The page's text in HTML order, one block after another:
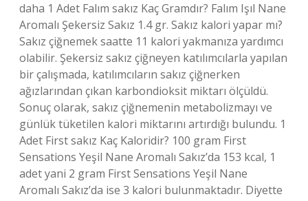
daha 1 Adet Falım sakız Kaç Gramdır? Falım Işıl Nane
Aromalı Şekersiz Sakız 1.4 gr. Sakız kalori yapar mı?
Sakız çiğnemek saatte 11 kalori yakmanıza yardımcı
olabilir. Şekersiz sakız çiğneyen katılımcılarla yapılan
bir çalışmada, katılımcıların sakız çiğnerken
ağızlarından çıkan karbondioksit miktarı ölçüldü.
Sonuç olarak, sakız çiğnemenin metabolizmayı ve
günlük tüketilen kalori miktarını artırdığı bulundu. 1
Adet First sakız Kaç Kaloridir? 100 gram First
Sensations Yeşil Nane Aromalı Sakız’da 153 kcal, 1
adet yani 2 gram First Sensations Yeşil Nane
Aromalı Sakız’da ise 3 kalori bulunmaktadır. Diyette